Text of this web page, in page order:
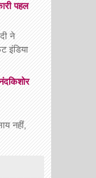
पहल
ने
इंडिया
नहीं,